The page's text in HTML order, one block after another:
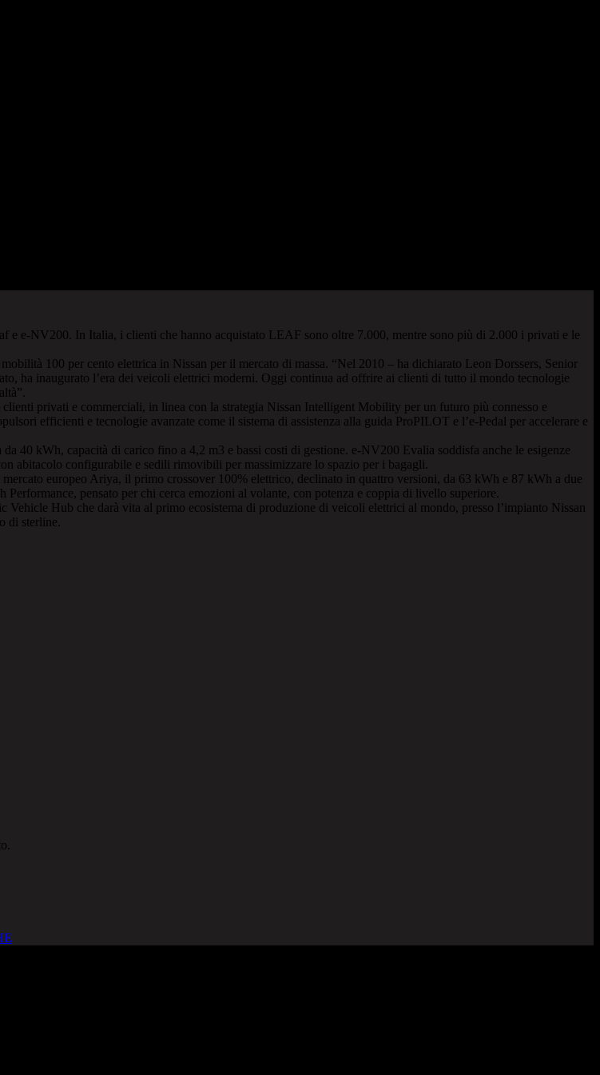
e e-NV200. In Italia, i clienti che hanno acquistato LEAF sono oltre 7.000, mentre sono più di 2.000 i privati e le
100 per cento elettrica in Nissan per il mercato di massa. “Nel 2010 – ha dichiarato Leon Dorssers, Senior
ha inaugurato l’era dei veicoli elettrici moderni. Oggi continua ad offrire ai clienti di tutto il mondo tecnologie
privati e commerciali, in linea con la strategia Nissan Intelligent Mobility per un futuro più connesso e
efficienti e tecnologie avanzate come il sistema di assistenza alla guida ProPILOT e l’e-Pedal per accelerare e
40 kWh, capacità di carico fino a 4,2 m3 e bassi costi di gestione. e-NV200 Evalia soddisfa anche le esigenze
abitacolo configurabile e sedili rimovibili per massimizzare lo spazio per i bagagli.
europeo Ariya, il primo crossover 100% elettrico, declinato in quattro versioni, da 63 kWh e 87 kWh a due
pensato per chi cerca emozioni al volante, con potenza e coppia di livello superiore.
Hub che darà vita al primo ecosistema di produzione di veicoli elettrici al mondo, presso l’impianto Nissan
di sterline.